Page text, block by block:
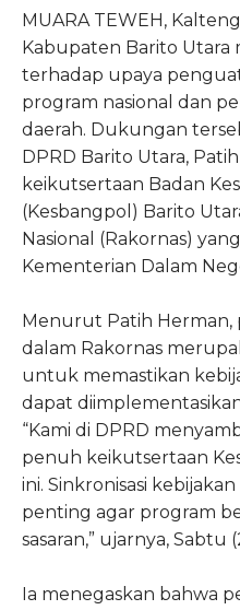
MUARA TEWEH,
Kabupaten Barito
terhadap upaya
program nasional dan
daerah. Dukungan
DPRD Barito Utara,
keikutsertaan Badan
(Kesbangpol) Barito
Nasional (Rakornas)
Kementerian Dalam
Menurut Patih Herman,
dalam Rakornas
untuk memastikan
dapat
“Kami di DPRD
penuh keikutsertaan
ini. Sinkronisasi
penting agar program
sasaran,” ujarnya, Sabtu
Ia menegaskan bahwa